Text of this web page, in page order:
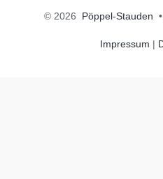
© 2026 Pöppel-Stauden
Impressum |